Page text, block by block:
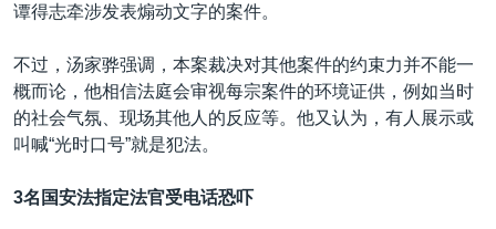
谭得志牵涉发表煽动文字的案件。
不过，汤家骅强调，本案裁决对其他案件的约束力并不能一
概而论，他相信法庭会审视每宗案件的环境证供，例如当时
的社会气氛、现场其他人的反应等。他又认为，有人展示或
叫喊“光时口号”就是犯法。
3名国安法指定法官受电话恐吓